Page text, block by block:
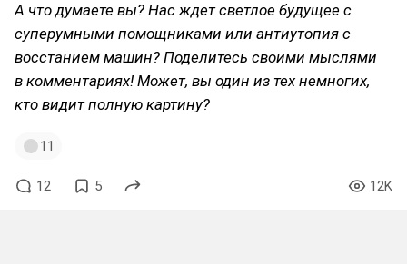
А что думаете вы? Нас ждет светлое будущее с
суперумными помощниками или антиутопия с
восстанием машин? Поделитесь своими мыслями
в комментариях! Может, вы один из тех немногих,
кто видит полную картину?
11
12 5 12K